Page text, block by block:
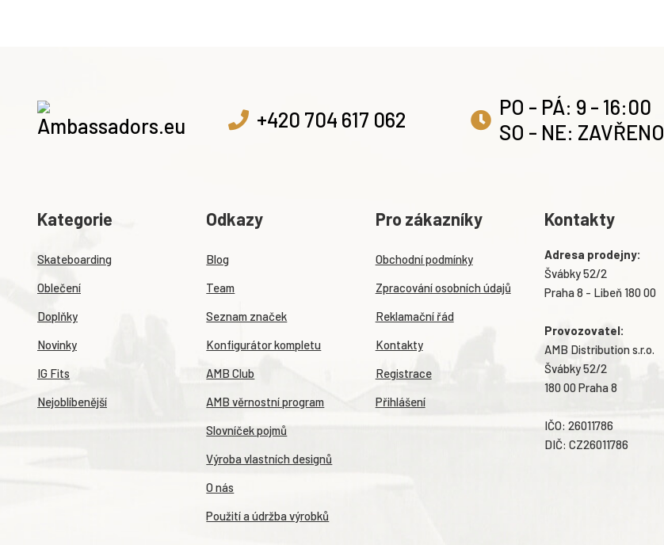
+420 704 617 062
PO - PÁ: 9 - 16:00
SO - NE: ZAVŘENO
Kategorie
Skateboarding
Oblečení
Doplňky
Novinky
IG Fits
Nejoblíbenější
Odkazy
Blog
Team
Seznam značek
Konfigurátor kompletu
AMB Club
AMB věrnostní program
Slovníček pojmů
Výroba vlastních designů
O nás
Použití a údržba výrobků
Pro zákazníky
Obchodní podmínky
Zpracování osobních údajů
Reklamační řád
Kontakty
Registrace
Přihlášení
Kontakty
Adresa prodejny:
Švábky 52/2
Praha 8 - Libeň 180 00
Provozovatel:
AMB Distribution s.r.o.
Švábky 52/2
180 00 Praha 8
IČO: 26011786
DIČ: CZ26011786